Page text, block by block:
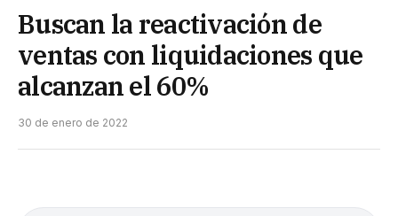
Buscan la reactivación de
ventas con liquidaciones que
alcanzan el 60%
30 de enero de 2022